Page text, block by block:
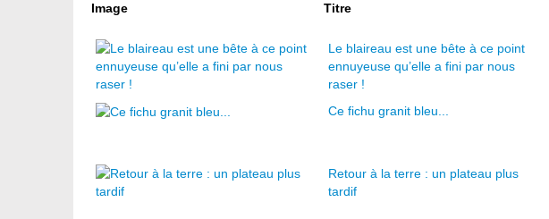
Image Titre
Le blaireau est une bête à ce point
ennuyeuse qu’elle a fini par nous
raser !
Ce fichu granit bleu...
Retour à la terre : un plateau plus
tardif